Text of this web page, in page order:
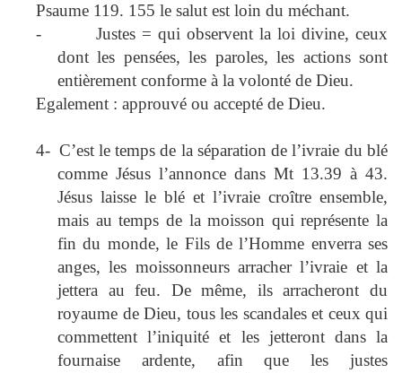
Psaume 119. 155 le salut est loin du méchant.
-
Justes = qui observent la loi divine, ceux
dont les pensées, les paroles, les actions sont
entièrement conforme à la volonté de Dieu.
Egalement : approuvé ou accepté de Dieu.
4- C’est le temps de la séparation de l’ivraie du blé
comme Jésus l’annonce dans Mt 13.39 à 43.
Jésus laisse le blé et l’ivraie croître ensemble,
mais au temps de la moisson qui représente la
fin du monde, le Fils de l’Homme enverra ses
anges, les moissonneurs arracher l’ivraie et la
jettera au feu. De même, ils arracheront du
royaume de Dieu, tous les scandales et ceux qui
commettent l’iniquité et les jetteront dans la
fournaise ardente, afin que les justes